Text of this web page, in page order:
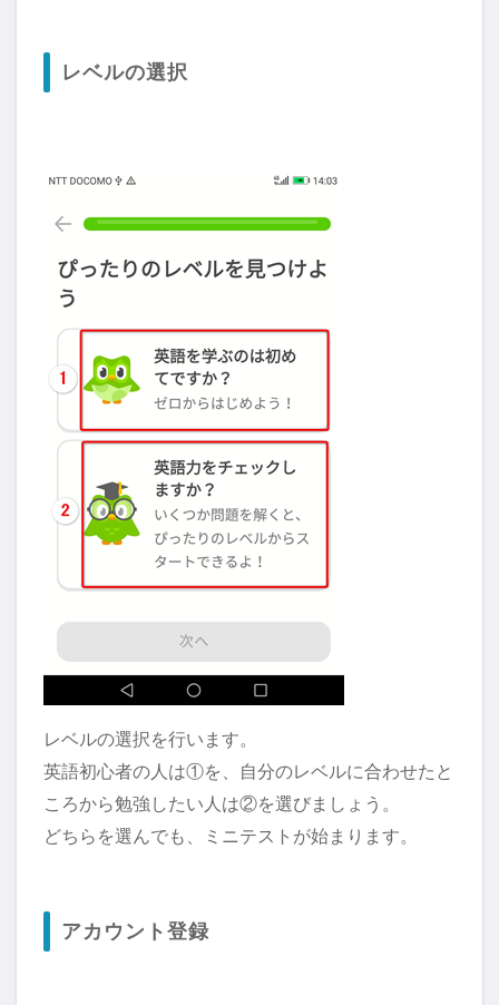
レベルの選択
レベルの選択を行います。
英語初心者の人は①を、自分のレベルに合わせたと
ころから勉強したい人は②を選びましょう。
どちらを選んでも、ミニテストが始まります。
アカウント登録